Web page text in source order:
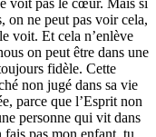
on ne peut pas voir cela,
voit. Et cela n’enlève
on peut être dans une
fidèle. Cette
non jugé dans sa vie
parce que l’Esprit non
personne qui vit dans
fais pas mon enfant, tu